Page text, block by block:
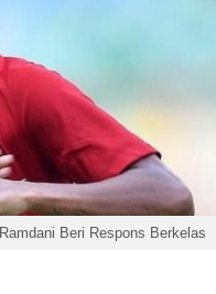
Beri Respons Berkelas